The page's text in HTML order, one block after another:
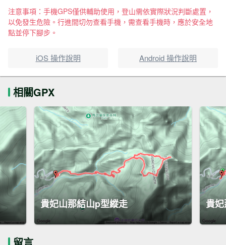
注意事項：手機GPS僅供輔助使用，登山需依實際狀況判斷處置，
以免發生危險。行進間切勿查看手機，需查看手機時，應於安全地
點並停下腳步。
iOS 操作說明 Android 操作說明
相關GPX
貴妃山那結山p型縱走 貴
留言